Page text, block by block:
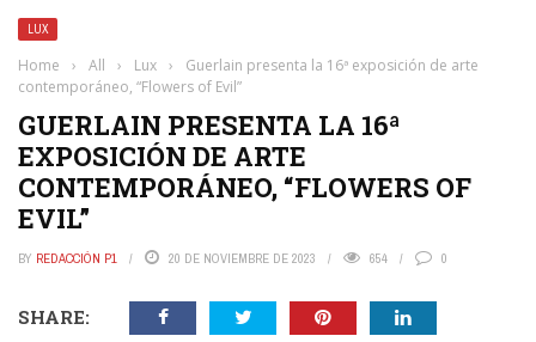
LUX
Home › All › Lux ›
Guerlain presenta la 16ª exposición de arte
contemporáneo, “Flowers of Evil”
GUERLAIN PRESENTA LA 16ª
EXPOSICIÓN DE ARTE
CONTEMPORÁNEO, “FLOWERS OF
EVIL”
BY REDACCIÓN P1 20 DE NOVIEMBRE DE 2023 654 0
SHARE: